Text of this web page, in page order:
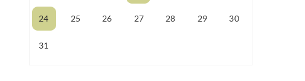
24 25 26 27 28 29 30
31